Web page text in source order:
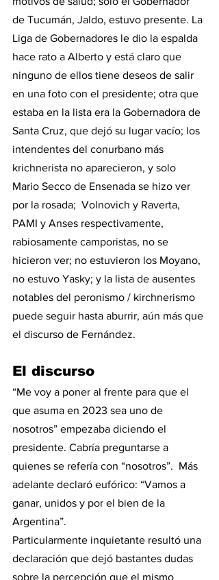
de Tucumán, Jaldo, estuvo presente. La
Liga de Gobernadores le dio la espalda
hace rato a Alberto y está claro que
ninguno de ellos tiene deseos de salir
en una foto con el presidente; otra que
estaba en la lista era la Gobernadora de
Santa Cruz, que dejó su lugar vacío; los
intendentes del conurbano más
krichnerista no aparecieron, y solo
Mario Secco de Ensenada se hizo ver
por la rosada;  Volnovich y Raverta,
PAMI y Anses respectivamente,
rabiosamente camporistas, no se
hicieron ver; no estuvieron los Moyano,
no estuvo Yasky; y la lista de ausentes
notables del peronismo / kirchnerismo
puede seguir hasta aburrir, aún más que
el discurso de Fernández.
El discurso
“Me voy a poner al frente para que el
que asuma en 2023 sea uno de
nosotros” empezaba diciendo el
presidente. Cabría preguntarse a
quienes se refería con “nosotros”.  Más
adelante declaró eufórico: “Vamos a
ganar, unidos y por el bien de la
Argentina”.
Particularmente inquietante resultó una
declaración que dejó bastantes dudas
sobre la percepción que el mismo